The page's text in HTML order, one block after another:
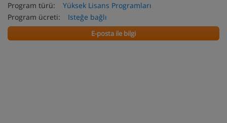
Program türü:
Yüksek Lisans Programları
Program ücreti:
Isteğe bağlı
E-posta ile bilgi